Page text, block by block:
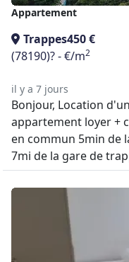
Appartement
Trappes450 €
(78190)? - €/m2
il y a 7 jours
Bonjour, Location
appartement loyer +
en commun 5min de
7mi de la gare de